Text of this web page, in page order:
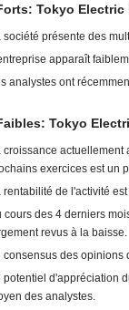
Tokyo
société présente des
apparaît
analystes ont
Tokyo
croissance actuellement
exercices est un
rentabilité de l'activité
cours des 4 derniers
revus à la baisse.
consensus des opinions
potentiel d'appréciation
des analystes.